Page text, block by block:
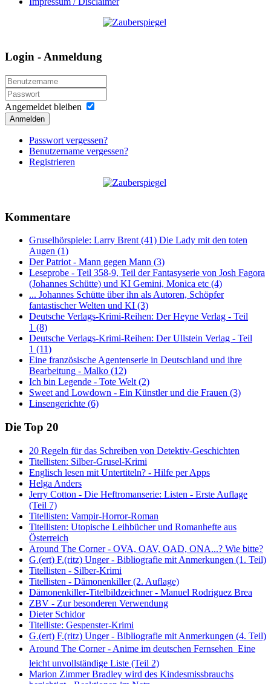
Login - Anmeldung
Angemeldet bleiben
Anmelden
Passwort vergessen?
Benutzername vergessen?
Registrieren
Kommentare
Gruselhörspiele: Larry Brent (41) Die Lady mit den toten
Augen (1)
Der Patriot - Mann gegen Mann (3)
Leseprobe - Teil 358-9, Teil der Fantasyserie von Josh Fagora
(Johannes Schütte) und KI Gemini, Monica etc (4)
... Johannes Schütte über ihn als Autoren, Schöpfer
fantastischer Welten und KI (3)
Deutsche Verlags-Krimi-Reihen: Der Heyne Verlag - Teil
1 (8)
Deutsche Verlags-Krimi-Reihen: Der Ullstein Verlag - Teil
1 (11)
Eine französische Agentenserie in Deutschland und ihre
Bearbeitung - Malko (12)
Ich bin Legende - Tote Welt (2)
Sweet and Lowdown - Ein Künstler und die Frauen (3)
Linsengerichte (6)
Die Top 20
20 Regeln für das Schreiben von Detektiv-Geschichten
Titellisten: Silber-Grusel-Krimi
Englisch lesen mit Untertiteln? - Hilfe per Apps
Helga Anders
Jerry Cotton - Die Heftromanserie: Listen - Erste Auflage
(Teil 7)
Titellisten: Vampir-Horror-Roman
Titellisten: Utopische Leihbücher und Romanhefte aus
Österreich
Around The Corner - OVA, OAV, OAD, ONA...? Wie bitte?
G.(ert) F.(ritz) Unger - Bibliografie mit Anmerkungen (1. Teil)
Titellisten - Silber-Krimi
Titellisten - Dämonenkiller (2. Auflage)
Dämonenkiller-Titelbildzeichner - Manuel Rodriguez Brea
ZBV - Zur besonderen Verwendung
Dieter Schidor
Titelliste: Gespenster-Krimi
G.(ert) F.(ritz) Unger - Bibliografie mit Anmerkungen (4. Teil)
Around The Corner - Anime im deutschen Fernsehen  Eine
leicht unvollständige Liste (Teil 2)
Marion Zimmer Bradley wird des Kindesmissbrauchs